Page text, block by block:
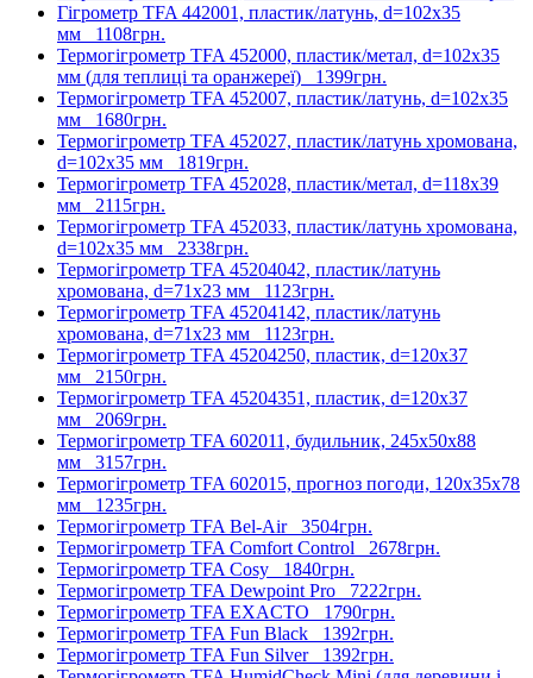
Гігрометр TFA 442001, пластик/латунь, d=102х35
мм 1108грн.
Термогігрометр TFA 452000, пластик/метал, d=102х35
мм (для теплиці та оранжереї) 1399грн.
Термогігрометр TFA 452007, пластик/латунь, d=102х35
мм 1680грн.
Термогігрометр TFA 452027, пластик/латунь хромована,
d=102х35 мм 1819грн.
Термогігрометр TFA 452028, пластик/метал, d=118х39
мм 2115грн.
Термогігрометр TFA 452033, пластик/латунь хромована,
d=102x35 мм 2338грн.
Термогігрометр TFA 45204042, пластик/латунь
хромована, d=71х23 мм 1123грн.
Термогігрометр TFA 45204142, пластик/латунь
хромована, d=71х23 мм 1123грн.
Термогігрометр TFA 45204250, пластик, d=120х37
мм 2150грн.
Термогігрометр TFA 45204351, пластик, d=120х37
мм 2069грн.
Термогігрометр TFA 602011, будильник, 245x50x88
мм 3157грн.
Термогігрометр TFA 602015, прогноз погоди, 120x35x78
мм 1235грн.
Термогігрометр TFA Bel-Air 3504грн.
Термогігрометр TFA Comfort Control 2678грн.
Термогігрометр TFA Cosy 1840грн.
Термогігрометр TFA Dewpoint Pro 7222грн.
Термогігрометр TFA EXACTO 1790грн.
Термогігрометр TFA Fun Black 1392грн.
Термогігрометр TFA Fun Silver 1392грн.